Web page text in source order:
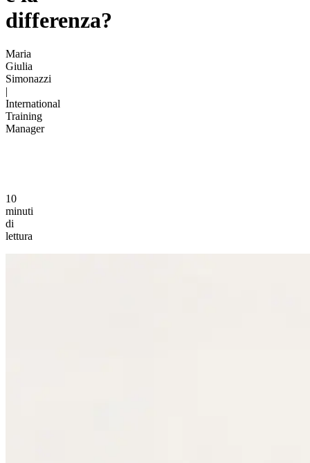
differenza?
Maria
Giulia
Simonazzi
|
International
Training
Manager
10
minuti
di
lettura